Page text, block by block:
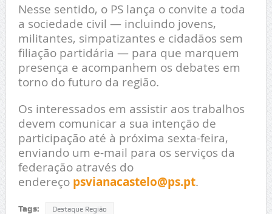
Nesse sentido, o PS lança o convite a toda
a sociedade civil — incluindo jovens,
militantes, simpatizantes e cidadãos sem
filiação partidária — para que marquem
presença e acompanhem os debates em
torno do futuro da região.
Os interessados em assistir aos trabalhos
devem comunicar a sua intenção de
participação até à próxima sexta-feira,
enviando um e-mail para os serviços da
federação através do
endereço psvianacastelo@ps.pt.
Tags: Destaque Região